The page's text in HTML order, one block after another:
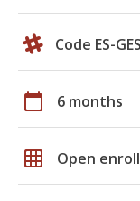
Code ES-
calendar_today 6 months
grid_on Open